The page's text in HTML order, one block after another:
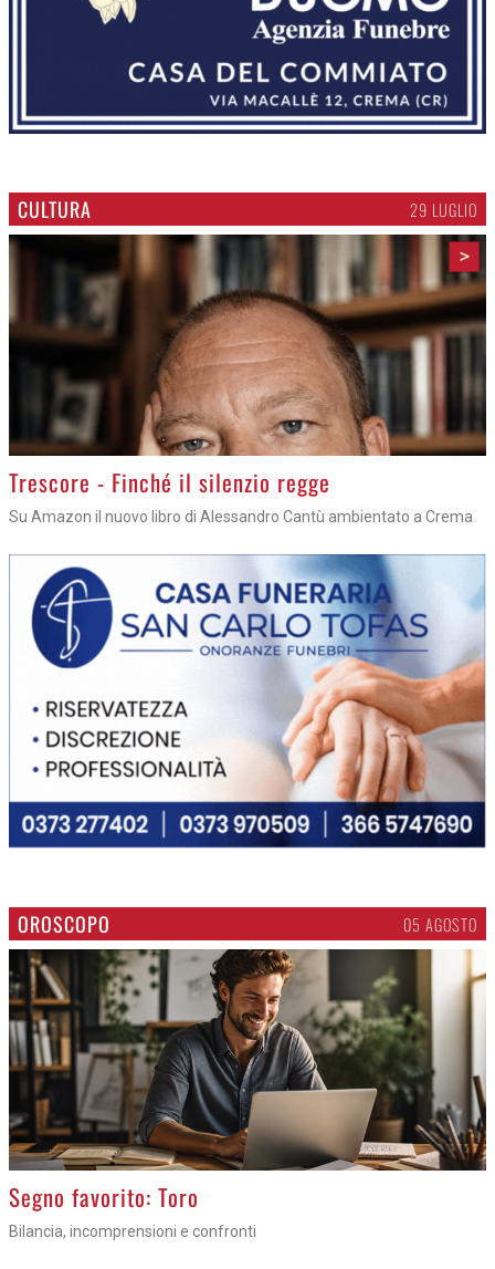
CULTURA 29 LUGLIO
>
Trescore - Finché il silenzio regge
Su Amazon il nuovo libro di Alessandro Cantù ambientato a Crema
OROSCOPO 05 AGOSTO
>
Segno favorito: Toro
Bilancia, incomprensioni e confronti